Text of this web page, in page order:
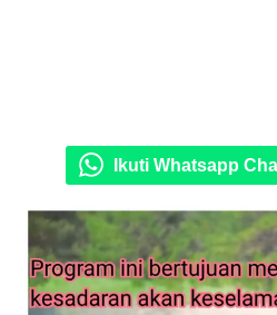
Ikuti Whatsapp